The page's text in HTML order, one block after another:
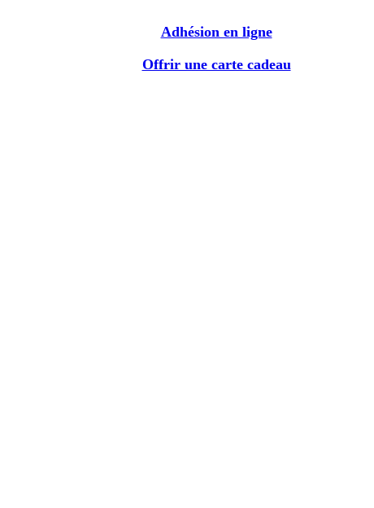
Adhésion en ligne
Offrir une carte cadeau